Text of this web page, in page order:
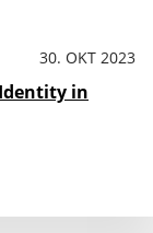
30. OKT 2023
in